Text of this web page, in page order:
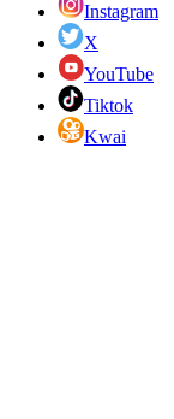
Instagram
X
YouTube
Tiktok
Kwai